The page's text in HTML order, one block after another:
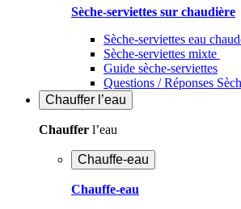
Sèche-serviettes sur chaudière
Sèche-serviettes eau
Sèche-serviettes mixte
Guide sèche-serviettes
Questions / Réponses
Chauffer l’eau
Chauffer l’eau
Chauffe-eau
Chauffe-eau